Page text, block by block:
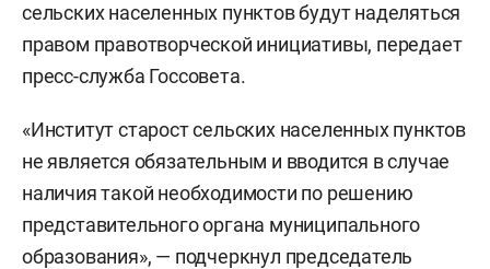
сельских населенных пунктов будут наделяться
правом правотворческой инициативы, передает
пресс-служба Госсовета.
«Институт старост сельских населенных пунктов
не является обязательным и вводится в случае
наличия такой необходимости по решению
представительного органа муниципального
образования», — подчеркнул председатель